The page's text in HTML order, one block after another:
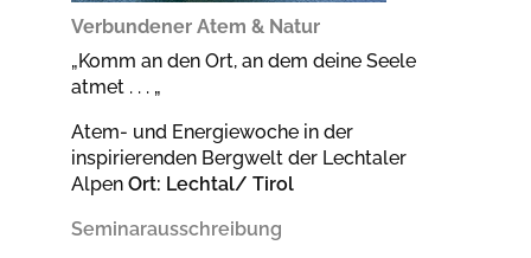
Verbundener Atem & Natur
„Komm an den Ort, an dem deine Seele
atmet . . . „
Atem- und Energiewoche in der
inspirierenden Bergwelt der Lechtaler
Alpen Ort: Lechtal/ Tirol
Seminarausschreibung